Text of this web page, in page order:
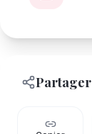
Partager